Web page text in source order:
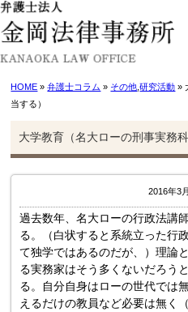
HOME »弁護士コラム » その他 ,研究活動 »
当する）
大学教育（名大ローの刑事実務
2016年3
過去数年、名大ローの行政法講
る。（白状すると系統立った行
て独学ではあるのだが、）理論
る実務家はそう多くないだろう
る。自分自身はローの世代では
えるだけの教員など必要は無く